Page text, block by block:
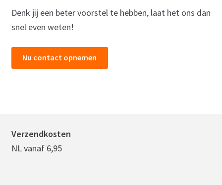
Blog
Winkelmand
Denk jij een beter voorstel te hebben, laat het ons dan
snel even weten!
Nu contact opnemen
Verzendkosten
NL vanaf 6,95